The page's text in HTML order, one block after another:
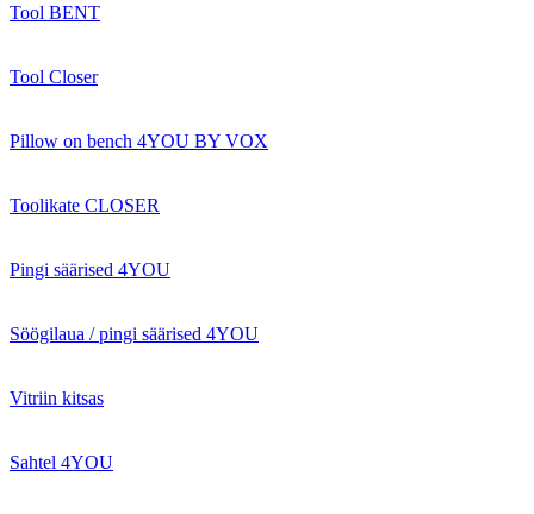
Tool BENT
Tool Closer
Pillow on bench 4YOU BY VOX
Toolikate CLOSER
Pingi säärised 4YOU
Söögilaua / pingi säärised 4YOU
Vitriin kitsas
Sahtel 4YOU